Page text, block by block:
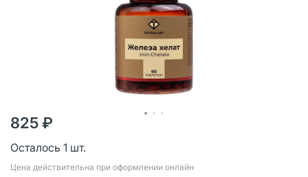
825 ₽
Осталось 1 шт.
Цена действительна при оформлении онлайн